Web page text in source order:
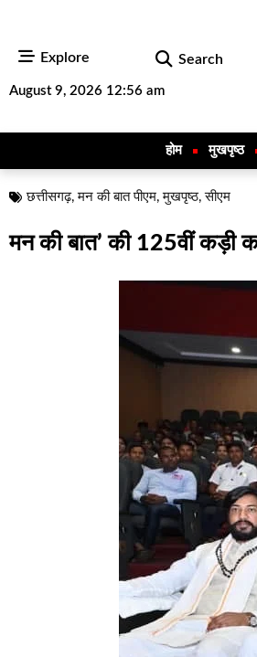
Explore Search
August 9, 2026 12:56 am
होम मुखपृष्ठ
छत्तीसगढ़,मन की बात पीएम,मुखपृष्ठ,सीएम
मन की बात’ की 125वीं कड़ी